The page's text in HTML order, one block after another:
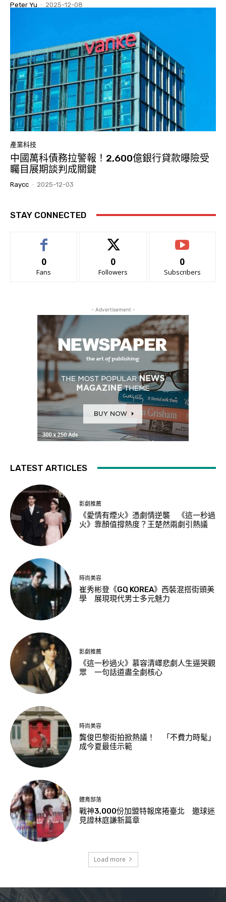
Peter Yu - 2025-12-08
產業科技
中國萬科債務拉警報！2,600億銀行貸款曝險受
矚目展期談判成關鍵
Raycc - 2025-12-03
STAY CONNECTED
0
Fans
0
Followers
0
Subscribers
- Advertisement -
LATEST ARTICLES
影劇推薦
《愛情有煙火》憑劇情逆襲 《這一秒過
火》靠顏值撐熱度？王楚然兩劇引熱議
時尚美容
崔秀彬登《GQ KOREA》西裝混搭街頭美
學 展現現代男士多元魅力
影劇推薦
《這一秒過火》慕容清嶧悲劇人生逼哭觀
眾 一句話道盡全劇核心
時尚美容
龔俊巴黎街拍掀熱議！ 「不費力時髦」
成今夏最佳示範
體育部落
戰神3,000份加盟特報席捲臺北 邀球迷
見證林庭謙新篇章
Load more